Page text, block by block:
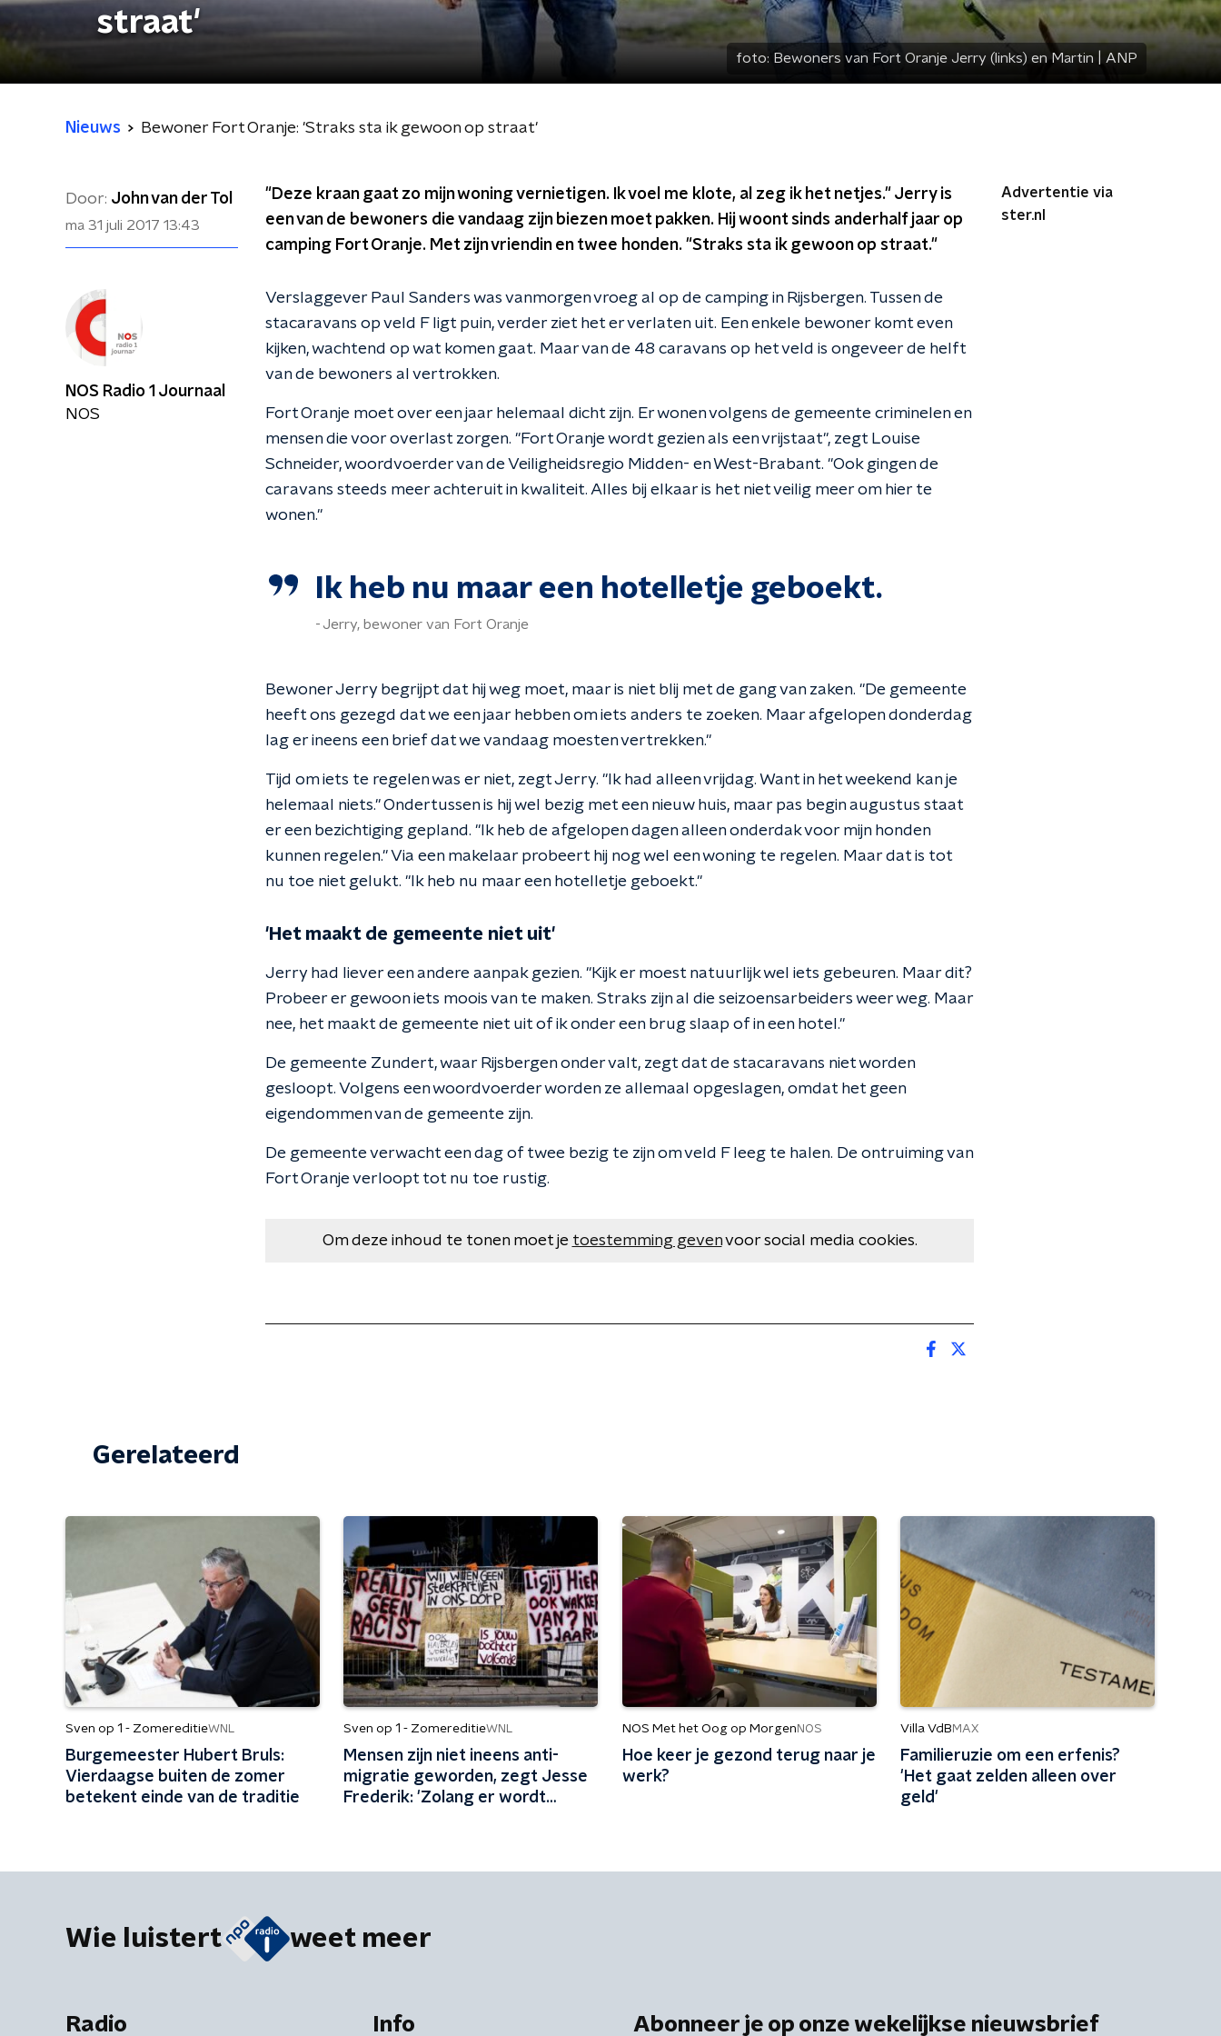
straat'
foto: Bewoners van Fort Oranje Jerry (links) en Martin | ANP
Nieuws Bewoner Fort Oranje: 'Straks sta ik gewoon op straat'
Door: John van der Tol
ma 31 juli 2017 13:43
"Deze kraan gaat zo mijn woning vernietigen. Ik voel me klote, al zeg ik het netjes." Jerry is
een van de bewoners die vandaag zijn biezen moet pakken. Hij woont sinds anderhalf jaar op
camping Fort Oranje. Met zijn vriendin en twee honden. "Straks sta ik gewoon op straat."
Verslaggever Paul Sanders was vanmorgen vroeg al op de camping in Rijsbergen. Tussen de
stacaravans op veld F ligt puin, verder ziet het er verlaten uit. Een enkele bewoner komt even
kijken, wachtend op wat komen gaat. Maar van de 48 caravans op het veld is ongeveer de helft
van de bewoners al vertrokken.
Fort Oranje moet over een jaar helemaal dicht zijn. Er wonen volgens de gemeente criminelen en
mensen die voor overlast zorgen. "Fort Oranje wordt gezien als een vrijstaat", zegt Louise
Schneider, woordvoerder van de Veiligheidsregio Midden- en West-Brabant. "Ook gingen de
caravans steeds meer achteruit in kwaliteit. Alles bij elkaar is het niet veilig meer om hier te
wonen."
Ik heb nu maar een hotelletje geboekt.
Jerry, bewoner van Fort Oranje
Bewoner Jerry begrijpt dat hij weg moet, maar is niet blij met de gang van zaken. "De gemeente
heeft ons gezegd dat we een jaar hebben om iets anders te zoeken. Maar afgelopen donderdag
lag er ineens een brief dat we vandaag moesten vertrekken."
Tijd om iets te regelen was er niet, zegt Jerry. "Ik had alleen vrijdag. Want in het weekend kan je
helemaal niets." Ondertussen is hij wel bezig met een nieuw huis, maar pas begin augustus staat
er een bezichtiging gepland. "Ik heb de afgelopen dagen alleen onderdak voor mijn honden
kunnen regelen." Via een makelaar probeert hij nog wel een woning te regelen. Maar dat is tot
nu toe niet gelukt. "Ik heb nu maar een hotelletje geboekt."
'Het maakt de gemeente niet uit'
Jerry had liever een andere aanpak gezien. "Kijk er moest natuurlijk wel iets gebeuren. Maar dit?
Probeer er gewoon iets moois van te maken. Straks zijn al die seizoensarbeiders weer weg. Maar
nee, het maakt de gemeente niet uit of ik onder een brug slaap of in een hotel."
De gemeente Zundert, waar Rijsbergen onder valt, zegt dat de stacaravans niet worden
gesloopt. Volgens een woordvoerder worden ze allemaal opgeslagen, omdat het geen
eigendommen van de gemeente zijn.
De gemeente verwacht een dag of twee bezig te zijn om veld F leeg te halen. De ontruiming van
Fort Oranje verloopt tot nu toe rustig.
Om deze inhoud te tonen moet je toestemming gevenvoor social media cookies.
Advertentie via
ster.nl
NOS Radio 1 Journaal
NOS
Gerelateerd
Sven op 1 - ZomereditieWNL
Burgemeester Hubert Bruls:
Vierdaagse buiten de zomer
betekent einde van de traditie
Sven op 1 - ZomereditieWNL
Mensen zijn niet ineens anti-
migratie geworden, zegt Jesse
Frederik: 'Zolang er wordt
NOS Met het Oog op Morgen NOS
Hoe keer je gezond terug naar je
werk?
Villa VdB MAX
Familieruzie om een erfenis?
'Het gaat zelden alleen over
geld'
Wie luistert weet meer
Radio Info Abonneer je op onze wekelijkse nieuwsbrief